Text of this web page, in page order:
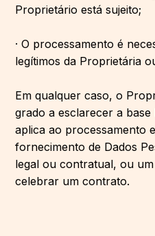
Proprietário está sujeito;
· O processamento é
legítimos da Proprietária
Em qualquer caso, o
grado a esclarecer a
aplica ao processamento
fornecimento de Dados
legal ou contratual, ou
celebrar um contrato.